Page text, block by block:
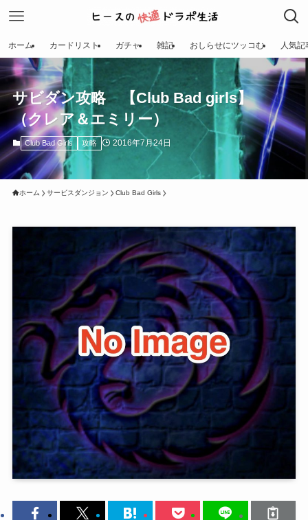
ホーム カードリスト ガチャ 雑記 おしらせにツッコむ 人気記
サビダン攻略 【Club Bad girls】
（クレア＆エミリー）
Club Bad Girls 攻略 2016年7月24日
ホーム サービスダンジョン Club Bad Girls